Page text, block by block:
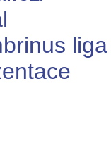
liga